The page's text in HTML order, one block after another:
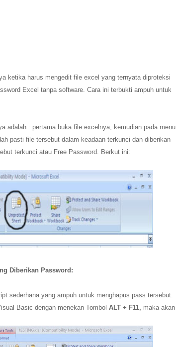
ketika harus mengedit file excel yang ternyata diproteksi
Excel tanpa software. Cara ini terbukti ampuh untuk
adalah : pertama buka file excelnya, kemudian pada menu
pasti file tersebut dalam keadaan terkunci dan diberikan
terkunci atau Free Password. Berkut ini:
Diberikan Password:
sederhana yang ampuh untuk menghapus pass tersebut.
Basic dengan menekan Tombol ALT + F11, maka akan